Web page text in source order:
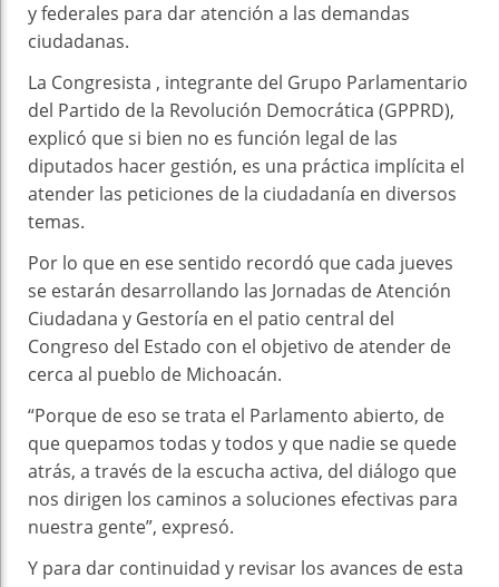
y federales para dar atención a las demandas
ciudadanas.
La Congresista , integrante del Grupo Parlamentario
del Partido de la Revolución Democrática (GPPRD),
explicó que si bien no es función legal de las
diputados hacer gestión, es una práctica implícita el
atender las peticiones de la ciudadanía en diversos
temas.
Por lo que en ese sentido recordó que cada jueves
se estarán desarrollando las Jornadas de Atención
Ciudadana y Gestoría en el patio central del
Congreso del Estado con el objetivo de atender de
cerca al pueblo de Michoacán.
“Porque de eso se trata el Parlamento abierto, de
que quepamos todas y todos y que nadie se quede
atrás, a través de la escucha activa, del diálogo que
nos dirigen los caminos a soluciones efectivas para
nuestra gente”, expresó.
Y para dar continuidad y revisar los avances de esta